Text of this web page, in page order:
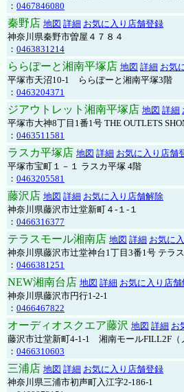
： 0467846080
秦野店 地図 詳細 お気に入り店舗登録
神奈川県秦野市曽屋４７８４
： 0463831214
ららぽーと湘南平塚店 地図 詳細 お気
平塚市天沼10-1 ららぽーと湘南平塚3階
： 0463204371
ジアウトレット湘南平塚店 地図 詳細
平塚市大神8丁目1番1号 THE OUTLETS
： 0463511581
ラスカ平塚店 地図 詳細 お気に入り店舗
平塚市宝町１－１ ラスカ平塚 4階
： 0463205581
藤沢店 地図 詳細 お気に入り店舗解除
神奈川県藤沢市辻堂新町４-１-１
： 0466316377
テラスモール湘南店 地図 詳細 お気に
神奈川県藤沢市辻堂神台1丁目3番1号 テラ
： 0466381251
NEW湘南台店 地図 詳細 お気に入り店舗
神奈川県藤沢市円行1-2-1
： 0466467822
オーディオスクエア藤沢 地図 詳細 お
藤沢市辻堂新町4-1-1 湘南モールFILL2F（
： 0466310603
三浦店 地図 詳細 お気に入り店舗登録
神奈川県三浦市初声町入江字2-186-1